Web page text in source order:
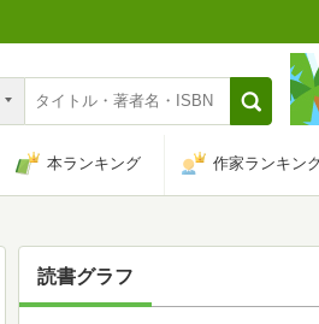
本ランキング 作家ランキン
読書グラフ